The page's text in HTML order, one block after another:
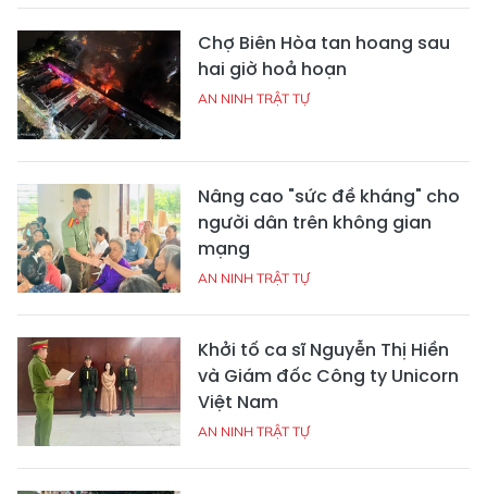
Chợ Biên Hòa tan hoang sau
hai giờ hoả hoạn
AN NINH TRẬT TỰ
Nâng cao "sức đề kháng" cho
người dân trên không gian
mạng
AN NINH TRẬT TỰ
Khởi tố ca sĩ Nguyễn Thị Hiền
và Giám đốc Công ty Unicorn
Việt Nam
AN NINH TRẬT TỰ